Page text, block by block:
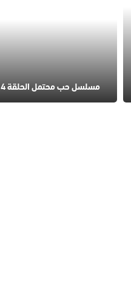
مسلسل حب محتمل الحلقة 4 مترجم